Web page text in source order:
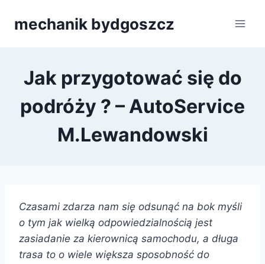
mechanik bydgoszcz
Jak przygotować się do
podróży ? – AutoService
M.Lewandowski
Czasami zdarza nam się odsunąć na bok myśli
o tym jak wielką odpowiedzialnością jest
zasiadanie za kierownicą samochodu, a długa
trasa to o wiele większa sposobność do